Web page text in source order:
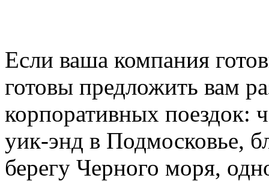
Если ваша компания
готовы предложить вам
корпоративных поездок:
уик-энд в Подмосковье,
берегу Черного моря,